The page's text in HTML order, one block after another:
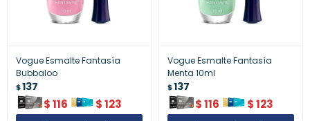
Vogue Esmalte Fantasía
Bubbaloo
$137
$116 $123
Vogue Esmalte Fantasía
Menta 10ml
$137
$116 $123